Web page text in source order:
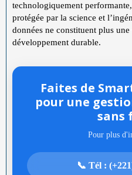
technologiquement
protégée par la science et
données ne constituent plus
développement durable.
Faites de
pour une
sans
Pour plus
📞 Tél :